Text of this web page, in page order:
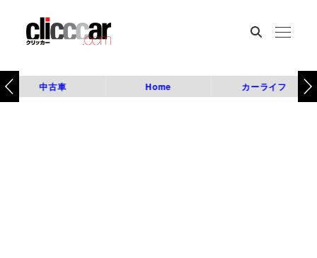
中古車 Home カーライフ